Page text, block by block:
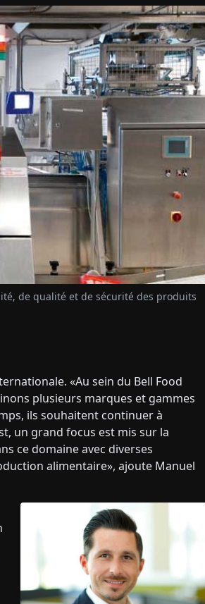
de qualité et de sécurité des produits
«Au sein du Bell Food
plusieurs marques et gammes
ils souhaitent continuer à
un grand focus est mis sur la
ce domaine avec diverses
alimentaire», ajoute Manuel